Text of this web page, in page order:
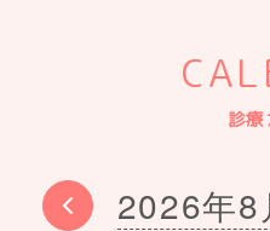
診
2026年8